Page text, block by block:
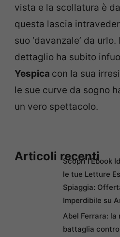
vista e la scollatura è
questa lascia
suo ‘davanzale’ da
dettaglio ha subito
Yespica con la sua
le sue curve da sogno
un vero spettacolo.
Articoli recenti
Scopri l’Ebook
le tue Letture
Spiaggia:
Imperdibile su
Abel Ferrara: la
battaglia